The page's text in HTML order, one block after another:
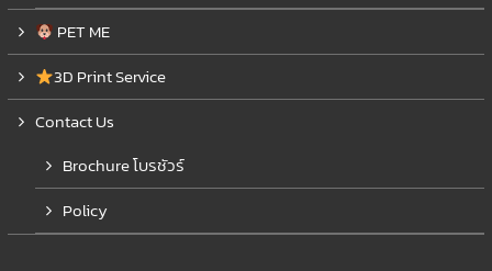
PET ME
3D Print Service
Contact Us
Brochure โบรชัวร์
Policy